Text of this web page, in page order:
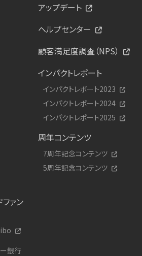
アップデート
ヘルプセンター
顧客満足度調査（NPS）
インパクトレポート
インパクトレポート2023
インパクトレポート2024
インパクトレポート2025
周年コンテンツ
7周年記念コンテンツ
5周年記念コンテンツ
ァン
銀行